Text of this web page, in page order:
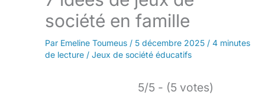
société en famille
Par Emeline Toumeus / 5 décembre 2025 / 4 minutes
de lecture / Jeux de société éducatifs
5/5 - (5 votes)